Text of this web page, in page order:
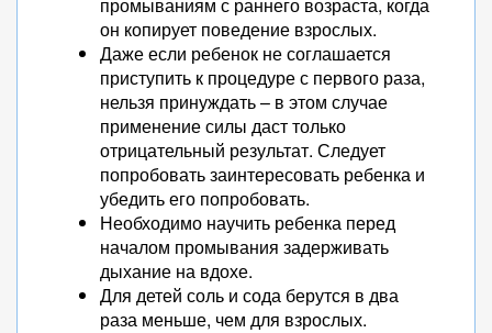
он копирует поведение взрослых.
Даже если ребенок не соглашается
приступить к процедуре с первого раза,
нельзя принуждать – в этом случае
применение силы даст только
отрицательный результат. Следует
попробовать заинтересовать ребенка и
убедить его попробовать.
Необходимо научить ребенка перед
началом промывания задерживать
дыхание на вдохе.
Для детей соль и сода берутся в два
раза меньше, чем для взрослых.